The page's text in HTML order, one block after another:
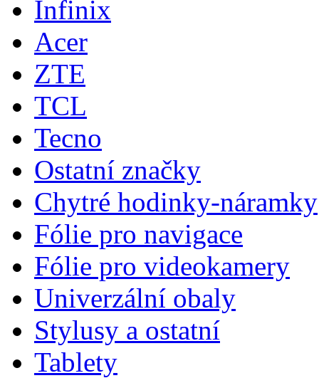
Infinix
Acer
ZTE
TCL
Tecno
Ostatní značky
Chytré hodinky-náramky
Fólie pro navigace
Fólie pro videokamery
Univerzální obaly
Stylusy a ostatní
Tablety